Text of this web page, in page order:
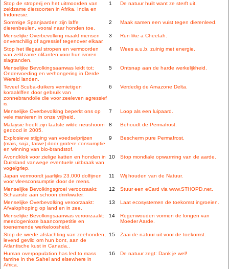
Stop de stroperij en het uitmoorden van
zeldzame diersoorten in Afrika, India en
Indonesie.
1 De natuur huilt want ze sterft uit.
Sommige Spanjaarden zijn laffe
dierenbeulen, vooral naar honden toe.
2 Maak samen een vuist tegen dierenleed.
Menselijke Overbevolking maakt mensen
onverschillig of agressief tegenover elkaar.
3 Run like a Cheetah.
Stop het illegaal stropen en vermoorden
van zeldzame olifanten voor hun ivoren
slagtanden.
4 Wees a.u.b. zuinig met energie.
Menselijke Bevolkingsaanwas leidt tot:
Ondervoeding en verhongering in Derde
Wereld landen.
5 Ontsnap aan de harde werkelijkheid.
Teveel Scuba-duikers vernietigen
koraalriffen door gebruik van
zonnebrandolie die voor zeeleven agressief
is.
6 Verdedig de Amazone Delta.
Menselijke Overbevolking beperkt ons op
vele manieren in onze vrijheid.
7 Loop als een luipaard.
Malaysië heeft zijn laatste wilde neushoorn
gedood in 2005.
8 Behoudt de Permafrost.
Explosieve stijging van voedselprijzen
(mais, soja, tarwe) door grotere consumptie
en winning van bio-brandstof.
9 Bescherm pure Permafrost.
Avondklok voor zielige katten en honden in
Duitsland vanwege eventuele uitbraak van
vogelgriep.
10 Stop mondiale opwarming van de aarde.
Japan vermoordt jaarlijks 23.000 dolfijnen
voor vleesconsumptie door de mens.
11 Wij houden van de Natuur.
Menselijke Bevolkingsgroei veroorzaakt:
Schaarste aan schoon drinkwater.
12 Stuur een eCard via www.STHOPD.net.
Menselijke Overbevolking veroorzaakt:
Afvalophoping op land en in zee.
13 Laat ecosystemen de toekomst ingroeien.
Menselijke Bevolkingsaanwas veroorzaakt:
meedogenloze baancompetitie en
toenemende werkeloosheid.
14
Regenwouden vormen de longen van
Moeder Aarde.
Stop de wrede afslachting van zeehonden,
levend gevild om hun bont, aan de
Atlantische kust in Canada..
15 Zaai de natuur uit voor de toekomst.
Human overpopulation has led to mass
famine in the Sahel and elsewhere in
Africa.
16 De natuur zegt: Dank je wel!